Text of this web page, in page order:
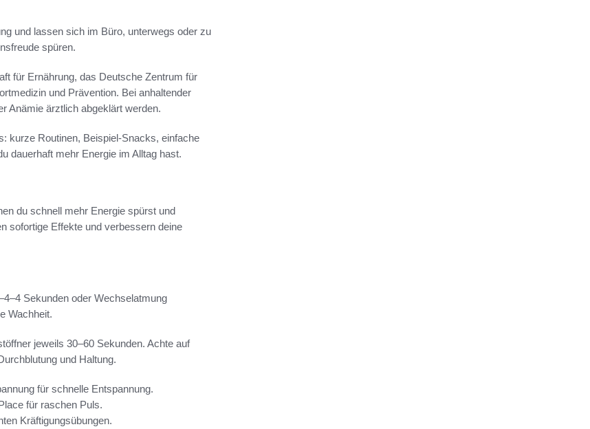
und lassen sich im Büro, unterwegs oder zu
spüren.
für Ernährung, das Deutsche Zentrum für
und Prävention. Bei anhaltender
Anämie ärztlich abgeklärt werden.
kurze Routinen, Beispiel-Snacks, einfache
dauerhaft mehr Energie im Alltag hast.
du schnell mehr Energie spürst und
sofortige Effekte und verbessern deine
Sekunden oder Wechselatmung
Wachheit.
jeweils 30–60 Sekunden. Achte auf
und Haltung.
für schnelle Entspannung.
für raschen Puls.
Kräftigungsübungen.